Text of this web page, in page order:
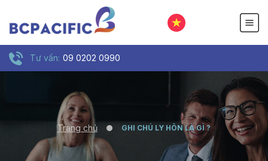
Tư vấn: 09 0202 0990
Trang chủ GHI CHÚ LY HÔN LÀ GÌ ?